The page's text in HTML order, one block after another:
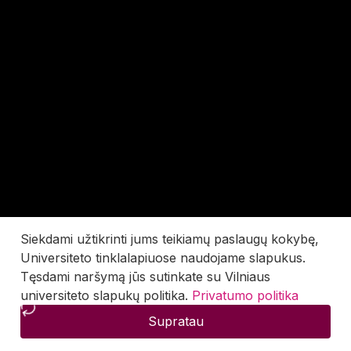
Siekdami užtikrinti jums teikiamų paslaugų kokybę,
Universiteto tinklalapiuose naudojame slapukus.
Tęsdami naršymą jūs sutinkate su Vilniaus
universiteto slapukų politika. Privatumo politika
Supratau